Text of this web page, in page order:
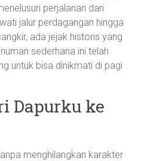
perjalanan dari
jalur perdagangan hingga
ada jejak historis yang
sederhana ini telah
untuk bisa dinikmati di pagi
Dapurku ke
menghilangkan karakter